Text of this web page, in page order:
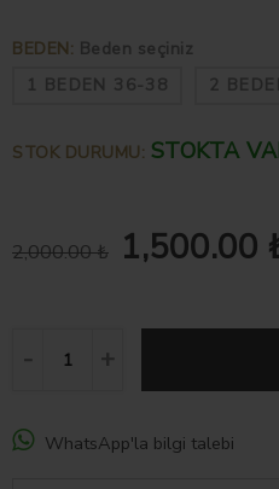
BEDEN: Beden seçiniz
1 BEDEN 36-38
2
STOK DURUMU: STOKTA
2,000.00 ₺ 1,500.00
WhatsApp'la bilgi talebi